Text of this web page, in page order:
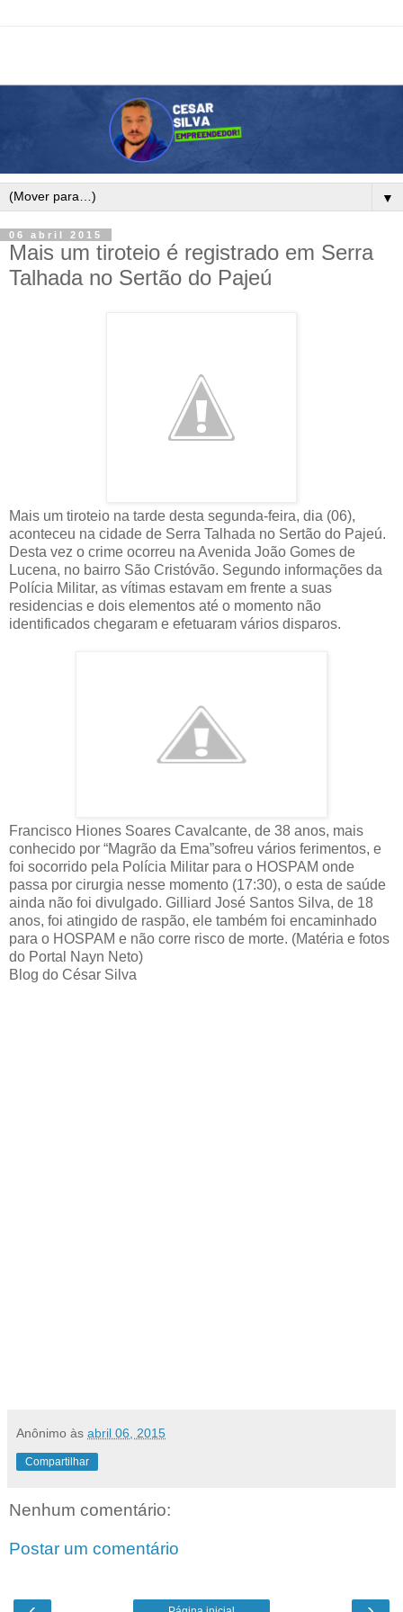
▼
06 abril 2015
Mais um tiroteio é registrado em Serra
Talhada no Sertão do Pajeú
Mais um tiroteio na tarde desta segunda-feira, dia (06),
aconteceu na cidade de Serra Talhada no Sertão do Pajeú.
Desta vez o crime ocorreu na Avenida João Gomes de
Lucena, no bairro São Cristóvão. Segundo informações da
Polícia Militar, as vítimas estavam em frente a suas
residencias e dois elementos até o momento não
identificados chegaram e efetuaram vários disparos.
Francisco Hiones Soares Cavalcante, de 38 anos, mais
conhecido por “Magrão da Ema”sofreu vários ferimentos, e
foi socorrido pela Polícia Militar para o HOSPAM onde
passa por cirurgia nesse momento (17:30), o esta de saúde
ainda não foi divulgado. Gilliard José Santos Silva, de 18
anos, foi atingido de raspão, ele também foi encaminhado
para o HOSPAM e não corre risco de morte. (Matéria e fotos
do Portal Nayn Neto)
Blog do César Silva
Anônimo às abril 06, 2015
Compartilhar
Nenhum comentário:
Postar um comentário